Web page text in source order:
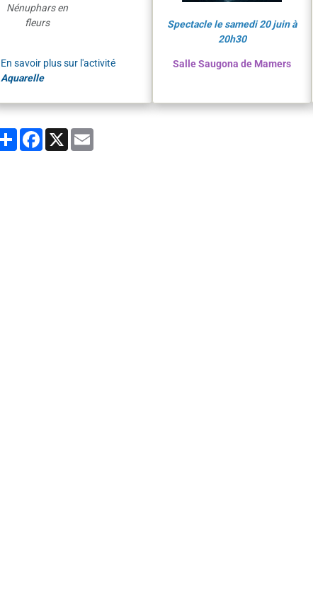
Nénuphars en
fleurs
En savoir plus sur l'activité
Aquarelle
Spectacle le samedi 20 juin à
20h30
Salle Saugona de Mamers
PartagerFacebook
X Email